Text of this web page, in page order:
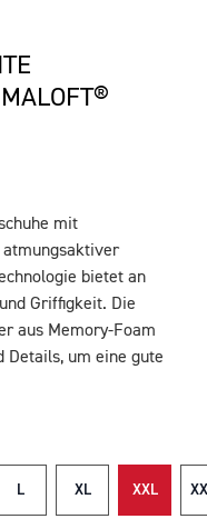
mit
atmungsaktiver
bietet an
Griffigkeit. Die
aus Memory-Foam
Details, um eine gute
L XL XXL